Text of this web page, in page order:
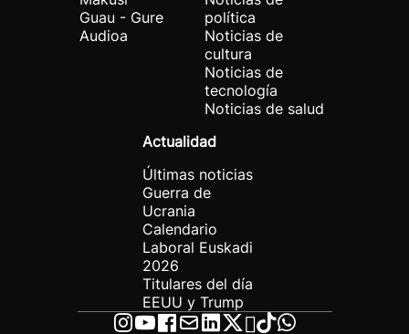
Guau - Gure
Audioa
política
Noticias de
cultura
Noticias de
tecnología
Noticias de salud
Actualidad
Últimas noticias
Guerra de
Ucrania
Calendario
Laboral Euskadi
2026
Titulares del día
EEUU y Trump